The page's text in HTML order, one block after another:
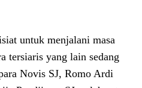
untuk menjalani masa
tersiaris yang lain sedang
Novis SJ, Romo Ardi